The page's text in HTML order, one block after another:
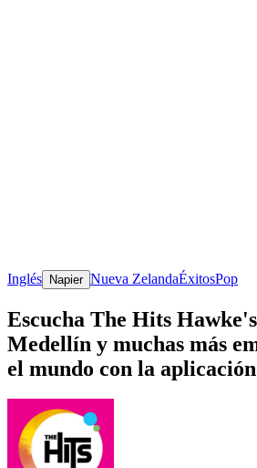
Inglés Napier Nueva ZelandaÉxitosPop
Escucha The Hits
Medellín y muchas más
el mundo con la